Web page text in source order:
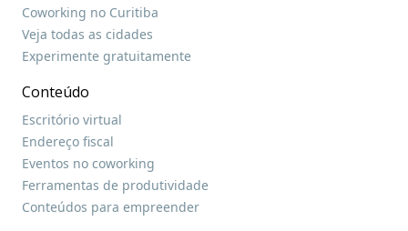
Coworking no Curitiba
Veja todas as cidades
Experimente gratuitamente
Conteúdo
Escritório virtual
Endereço fiscal
Eventos no coworking
Ferramentas de produtividade
Conteúdos para empreender